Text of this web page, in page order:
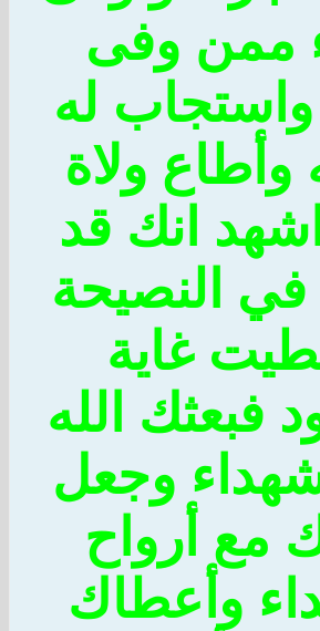
ممن وفى
واستجاب له
وأطاع ولاة
انك قد
في النصيحة
غاية
فبعثك الله
وجعل
مع أرواح
وأعطاك